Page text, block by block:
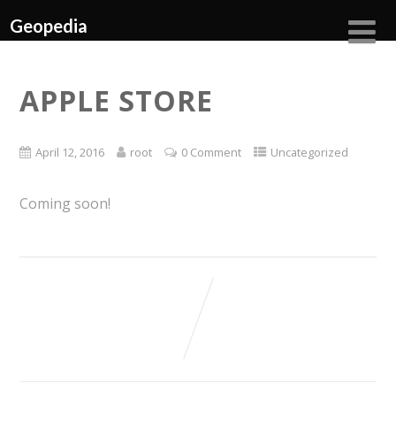
Geopedia
APPLE STORE
April 12, 2016 root 0 Comment Uncategorized
Coming soon!